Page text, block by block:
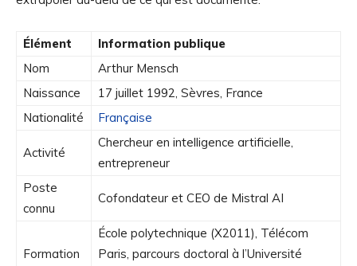
Élément
Information publique
Nom
Arthur Mensch
Naissance
17 juillet 1992, Sèvres, France
Nationalité
Française
Activité
Chercheur en intelligence artificielle,
entrepreneur
Poste
connu
Cofondateur et CEO de Mistral AI
Formation
École polytechnique (X2011), Télécom
Paris, parcours doctoral à l’Université